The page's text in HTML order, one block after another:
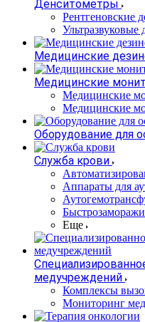
Денситометры
Рентгеновские
Ультразвуковые
Медицинские
Медицинские
Медицинские
Медицинские
Оборудование для
Служба крови
Аппараты для
Еще
медучреждений
Комплексы
Мониторинг